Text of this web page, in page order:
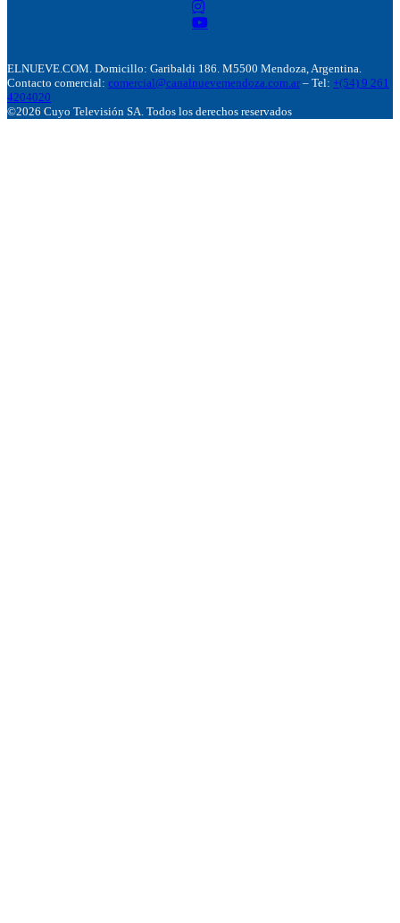
ELNUEVE.COM. Domicillo: Garibaldi 186. M5500 Mendoza, Argentina.
Contacto comercial: comercial@canalnuevemendoza.com.ar – Tel: +(54) 9 261
4204020
©2026 Cuyo Televisión SA. Todos los derechos reservados